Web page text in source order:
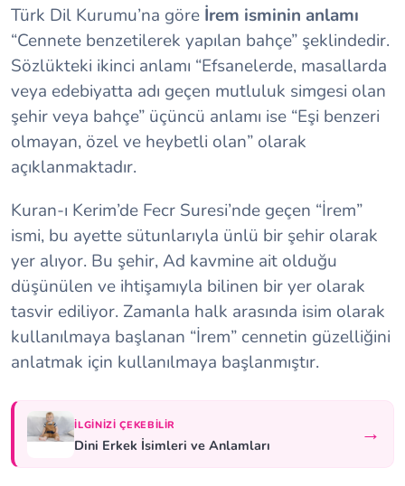
Türk Dil Kurumu’na göre İrem isminin anlamı
“Cennete benzetilerek yapılan bahçe” şeklindedir.
Sözlükteki ikinci anlamı “Efsanelerde, masallarda
veya edebiyatta adı geçen mutluluk simgesi olan
şehir veya bahçe” üçüncü anlamı ise “Eşi benzeri
olmayan, özel ve heybetli olan” olarak
açıklanmaktadır.
Kuran-ı Kerim’de Fecr Suresi’nde geçen “İrem”
ismi, bu ayette sütunlarıyla ünlü bir şehir olarak
yer alıyor. Bu şehir, Ad kavmine ait olduğu
düşünülen ve ihtişamıyla bilinen bir yer olarak
tasvir ediliyor. Zamanla halk arasında isim olarak
kullanılmaya başlanan “İrem” cennetin güzelliğini
anlatmak için kullanılmaya başlanmıştır.
İLGINIZI ÇEKEBILIR
Dini Erkek İsimleri ve Anlamları →